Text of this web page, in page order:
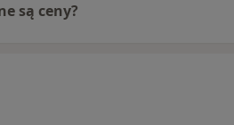
są ceny?